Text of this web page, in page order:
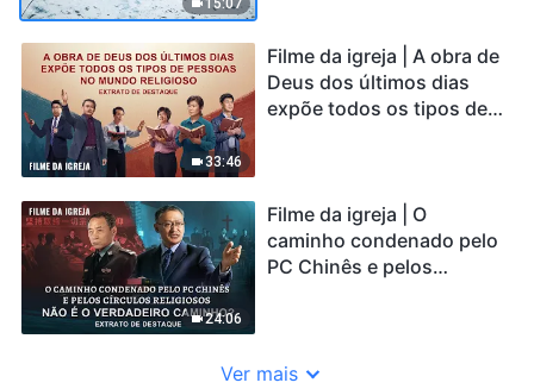
15:07
33:46
Filme da igreja | A obra de
Deus dos últimos dias
expõe todos os tipos de
24:06
Filme da igreja | O
caminho condenado pelo
PC Chinês e pelos
Ver mais